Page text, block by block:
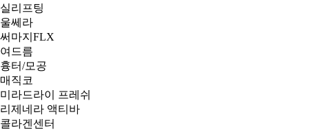
실리프팅
울쎄라
써마지FLX
여드름
흉터/모공
매직코
미라드라이 프레쉬
리제네라 액티바
콜라겐센터